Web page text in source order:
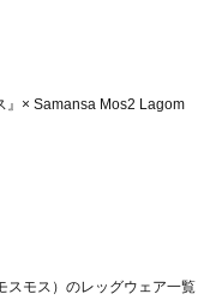
スモス）のレッグウェア一覧